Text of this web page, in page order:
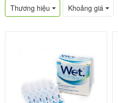
Thương hiệu Khoảng giá